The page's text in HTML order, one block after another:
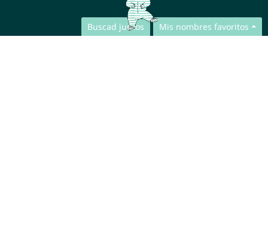
Buscad juntos Mis nombres favoritos